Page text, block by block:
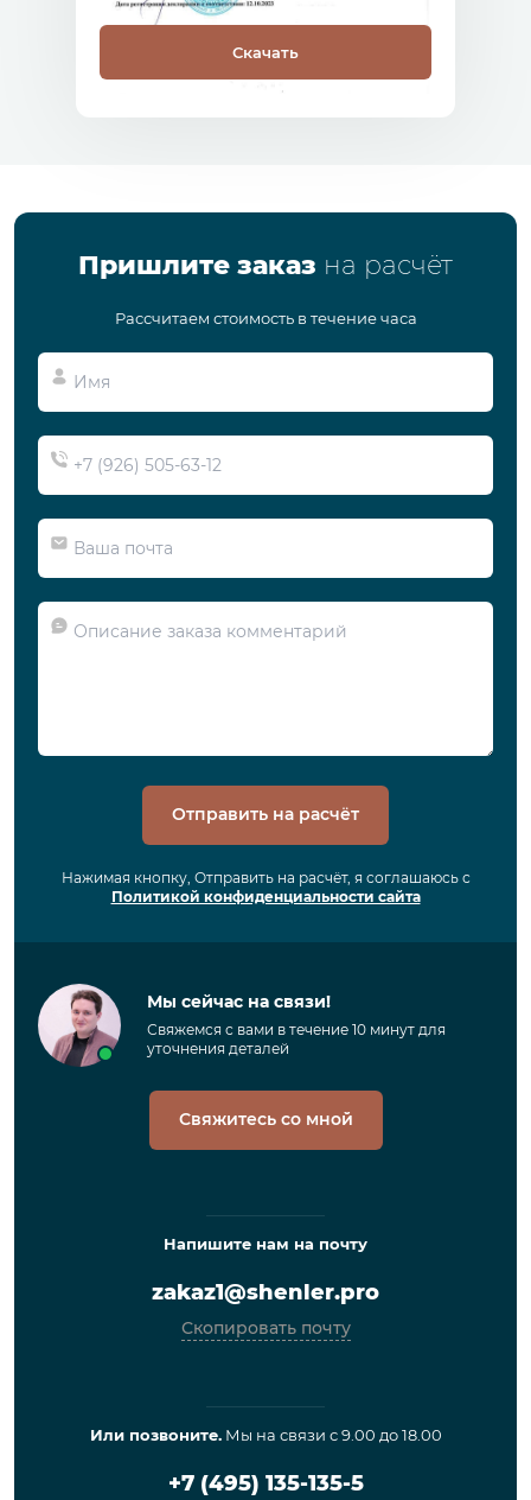
Скачать
Пришлите заказ на расчёт
Рассчитаем стоимость в течение часа
Отправить на расчёт
Нажимая кнопку, Отправить на расчёт, я соглашаюсь с
Политикой конфиденциальности сайта
Мы сейчас на связи!
Свяжемся с вами в течение 10 минут для
уточнения деталей
Свяжитесь со мной
Напишите нам на почту
zakaz1@shenler.pro
Скопировать почту
Или позвоните.Мы на связи с 9.00 до 18.00
+7 (495) 135-135-5